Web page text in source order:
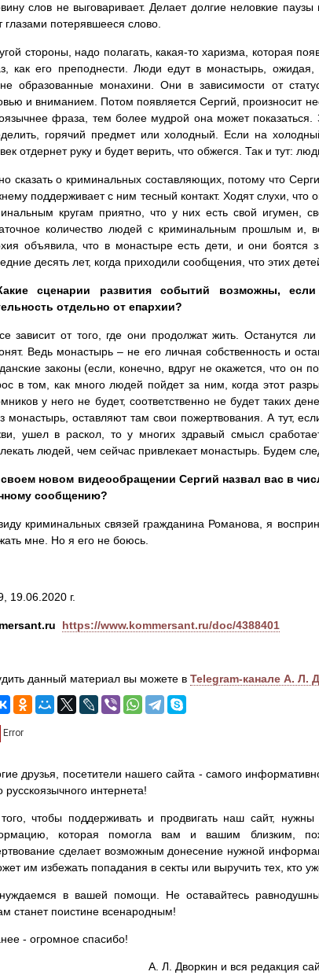
слов не выговаривает. Делает долгие неловкие
глазами потерявшееся слово.
стороны, надо полагать, какая-то харизма, которая
как его преподнести. Люди едут в монастырь, ожидая,
образованные монахини. Они в зависимости от
и вниманием. Потом появляется Сергий, произносит
фраза, тем более мудрой она может
горячий предмет или холодный. Если на
отдернет руку и будет верить, что обжегся. Так и тут:
сказать о криминальных составляющих, потому что
поддерживает с ним тесный контакт. Ходят слухи,
кругам приятно, что у них есть свой игумен,
количество людей с криминальным прошлым и,
объявила, что в монастыре есть дети, и они боятся
десять лет, когда приходили сообщения, что этих
сценарии развития событий возможны,
отдельно от епархии?
зависит от того, где они продолжат жить. Останутся
Ведь монастырь – не его личная собственность и
законы (если, конечно, вдруг не окажется, что он
в том, как много людей пойдет за ним, когда этот
у него не будет, соответственно не будет таких
монастырь, оставляют там свои пожертвования. А тут,
ушел в раскол, то у многих здравый смысл
людей, чем сейчас привлекает монастырь. Будем
новом видеообращении Сергий назвал вас в
сообщению?
криминальных связей гражданина Романова, я
мне. Но я его не боюсь.
19.06.2020 г.
https://www.kommersant.ru/doc/4388401
данный материал вы можете в Telegram-канале А. Л.
друзья, посетители нашего сайта - самого
русскоязычного интернета!
чтобы поддерживать и продвигать наш сайт,
которая помогла вам и вашим близким,
сделает возможным донесение нужной
им избежать попадания в секты или выручить тех, кто
в вашей помощи. Не оставайтесь
станет поистине всенародным!
- огромное спасибо!
А. Л. Дворкин и вся редакция